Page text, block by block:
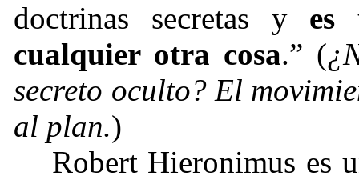
doctrinas secretas y es
cualquier otra cosa.” (
secreto oculto? El
al plan.)
Robert Hieronimus es